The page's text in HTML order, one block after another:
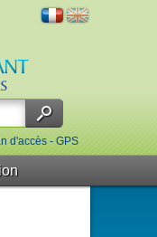
d'accès - GPS